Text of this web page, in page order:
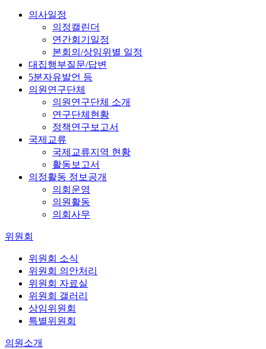
의사일정
의정캘린더
연간회기일정
본회의/상임위별 일정
대집행부질문/답변
5분자유발언 등
의원연구단체
의원연구단체 소개
연구단체현황
정책연구보고서
국제교류
국제교류지역 현황
활동보고서
의정활동 정보공개
의회운영
의원활동
의회사무
위원회
위원회 소식
위원회 의안처리
위원회 자료실
위원회 갤러리
상임위원회
특별위원회
의원소개